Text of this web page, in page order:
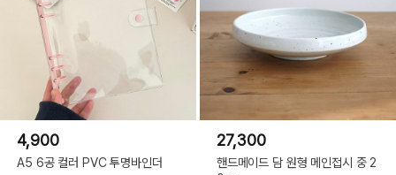
4,900
A5 6공 컬러 PVC 투명바인더
27,300
핸드메이드 담 원형 메인접시 중 2